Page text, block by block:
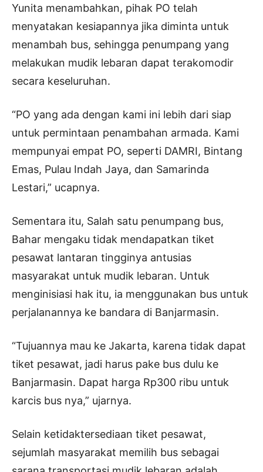
Yunita menambahkan, pihak PO telah
menyatakan kesiapannya jika diminta untuk
menambah bus, sehingga penumpang yang
melakukan mudik lebaran dapat terakomodir
secara keseluruhan.
“PO yang ada dengan kami ini lebih dari siap
untuk permintaan penambahan armada. Kami
mempunyai empat PO, seperti DAMRI, Bintang
Emas, Pulau Indah Jaya, dan Samarinda
Lestari,” ucapnya.
Sementara itu, Salah satu penumpang bus,
Bahar mengaku tidak mendapatkan tiket
pesawat lantaran tingginya antusias
masyarakat untuk mudik lebaran. Untuk
menginisiasi hak itu, ia menggunakan bus untuk
perjalanannya ke bandara di Banjarmasin.
“Tujuannya mau ke Jakarta, karena tidak dapat
tiket pesawat, jadi harus pake bus dulu ke
Banjarmasin. Dapat harga Rp300 ribu untuk
karcis bus nya,” ujarnya.
Selain ketidaktersediaan tiket pesawat,
sejumlah masyarakat memilih bus sebagai